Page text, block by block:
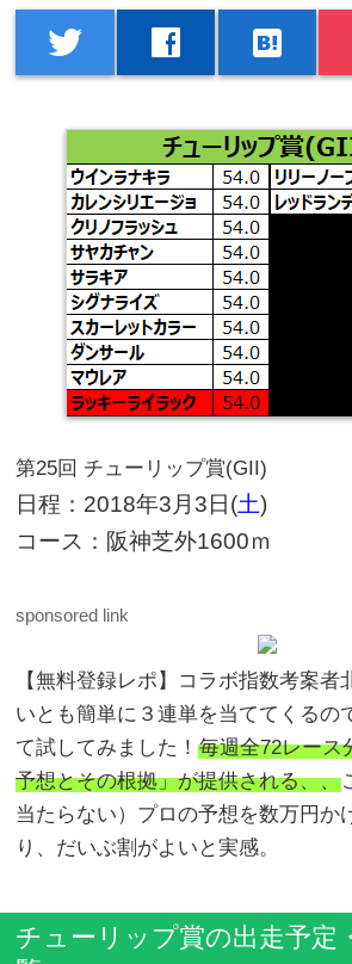
twitter facebook hatenabookmark
第25回 チューリップ賞(GII)
日程：2018年3月3日(土)
コース：阪神芝外1600ｍ
sponsored link
【無料登録レポ】コラボ指数考案者
いとも簡単に３連単を当ててくるの
て試してみました！毎週全72レース
予想とその根拠」が提供される、、
当たらない）プロの予想を数万円か
り、だいぶ割がよいと実感。
チューリップ賞の出走予定